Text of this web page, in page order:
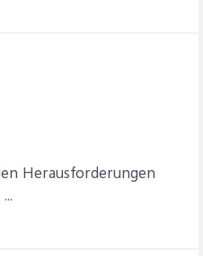
Herausforderungen